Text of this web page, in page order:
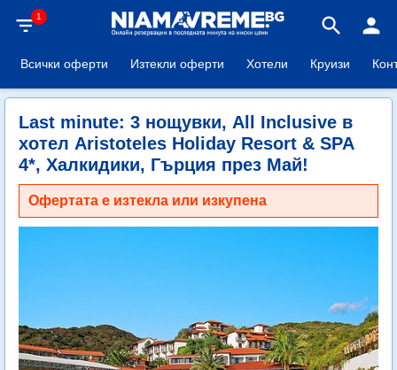
filter_list1 search person
Всички оферти Изтекли оферти Хотели Круизи
Last minute: 3 нощувки, All Inclusive в
хотел Aristoteles Holiday Resort & SPA
4*, Халкидики, Гърция през Май!
Офертата е изтекла или изкупена